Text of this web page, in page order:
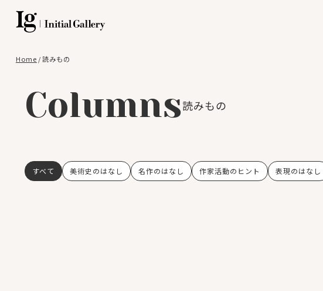
Home /読みもの
Columns読みもの
すべて 美術史のはなし 名作のはなし 作家活動のヒント 表現のはなし